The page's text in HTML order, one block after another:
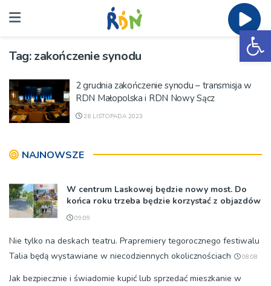
Tag:zakończenie synodu
2 grudnia zakończenie synodu – transmisja w
RDN Małopolska i RDN Nowy Sącz
26 LISTOPADA 2023
NAJNOWSZE
W centrum Laskowej będzie nowy most. Do
końca roku trzeba będzie korzystać z objazdów
09:09
Nie tylko na deskach teatru. Prapremiery tegorocznego festiwalu
Talia będą wystawiane w niecodziennych okolicznościach
08:08
Jak bezpiecznie i świadomie kupić lub sprzedać mieszkanie w